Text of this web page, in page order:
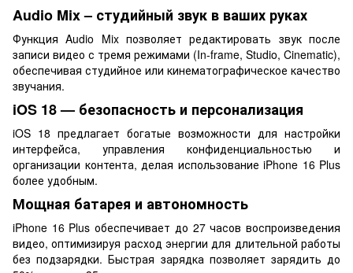
Audio Mix – студийный звук в ваших руках
Функция Audio Mix позволяет редактировать звук после
записи видео с тремя режимами (In-frame, Studio, Cinematic),
обеспечивая студийное или кинематографическое качество
звучания.
iOS 18 — безопасность и персонализация
iOS 18 предлагает богатые возможности для настройки
интерфейса, управления конфиденциальностью и
организации контента, делая использование iPhone 16 Plus
более удобным.
Мощная батарея и автономность
iPhone 16 Plus обеспечивает до 27 часов воспроизведения
видео, оптимизируя расход энергии для длительной работы
без подзарядки. Быстрая зарядка позволяет зарядить до